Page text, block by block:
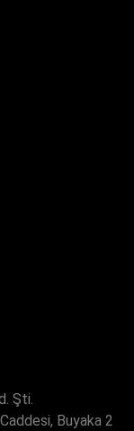
Şti.
Buyaka 2